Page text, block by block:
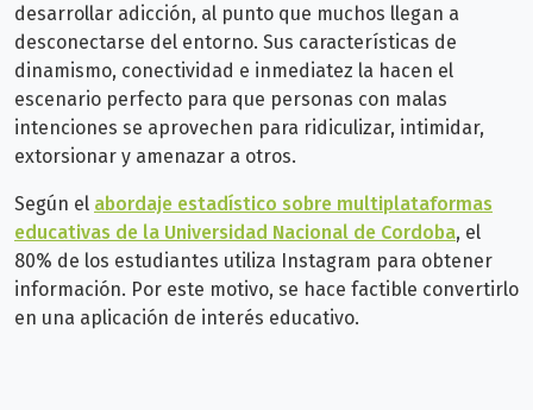
desarrollar adicción, al punto que muchos llegan a
desconectarse del entorno. Sus características de
dinamismo, conectividad e inmediatez la hacen el
escenario perfecto para que personas con malas
intenciones se aprovechen para ridiculizar, intimidar,
extorsionar y amenazar a otros.
Según el abordaje estadístico sobre multiplataformas
educativas de la Universidad Nacional de Cordoba, el
80% de los estudiantes utiliza Instagram para obtener
información. Por este motivo, se hace factible convertirlo
en una aplicación de interés educativo.